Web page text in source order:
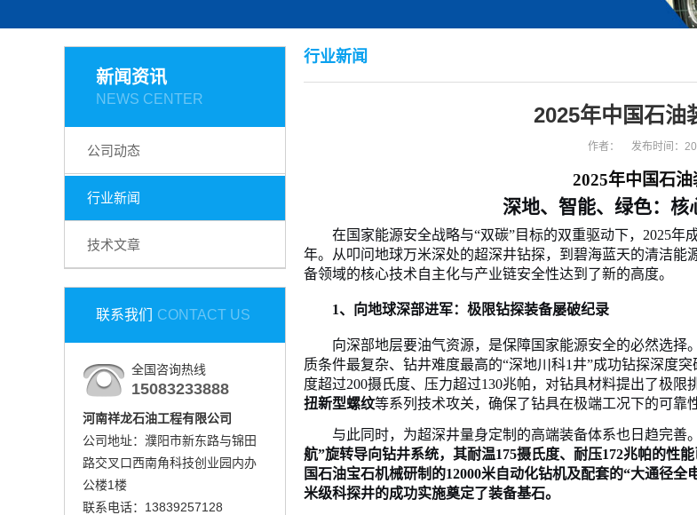
新闻资讯
NEWS CENTER
公司动态
行业新闻
技术文章
联系我们 CONTACT US
全国咨询热线
15083233888
河南祥龙石油工程有限公司
公司地址：濮阳市新东路与锦田
路交叉口西南角科技创业园内办
公楼1楼
联系电话：13839257128
行业新闻
2025年中国石油
作者： 发布时间：
2025年中国石
深地、智能、绿色： 核
在国家能源安全战略与“双碳”目标的双重驱动下，2025
年。从叩问地球万米深处的超深井钻探，到碧海蓝天的清洁
备领域的核心技术自主化与产业链安全性达到了新的高度。
1、 向地球深部进军：极限钻探装备屡破纪录
向深部地层要油气资源，是保障国家能源安全的必然选择。
质条件最复杂、钻井难度最高的“深地川科1井”成功钻探深度
度超过200摄氏度、压力超过130兆帕，对钻具材料提出了极限
扭新型螺纹等系列技术攻关，确保了钻具在极端工况下的可靠性
与此同时，为超深井量身定制的高端装备体系也日趋完善
航”旋转导向钻井系统，其耐温175摄氏度、耐压172兆帕的性
国石油宝石机械研制的12000米自动化钻机及配套的“大通径
米级科探井的成功实施奠定了装备基石。